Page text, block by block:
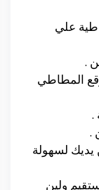
علي
.
المطاطي
.
.
يديك لسهولة
ولين